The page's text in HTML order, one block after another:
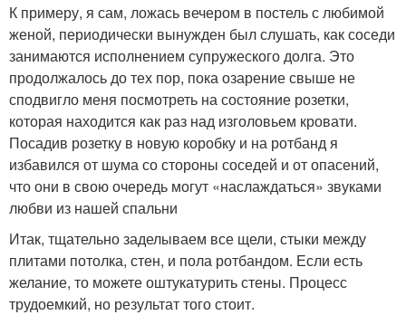
К примеру, я сам, ложась вечером в постель с любимой
женой, периодически вынужден был слушать, как соседи
занимаются исполнением супружеского долга. Это
продолжалось до тех пор, пока озарение свыше не
сподвигло меня посмотреть на состояние розетки,
которая находится как раз над изголовьем кровати.
Посадив розетку в новую коробку и на ротбанд я
избавился от шума со стороны соседей и от опасений,
что они в свою очередь могут «наслаждаться» звуками
любви из нашей спальни
Итак, тщательно заделываем все щели, стыки между
плитами потолка, стен, и пола ротбандом. Если есть
желание, то можете оштукатурить стены. Процесс
трудоемкий, но результат того стоит.